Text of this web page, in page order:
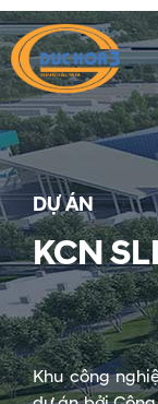
DỰ ÁN
KCN
Khu công